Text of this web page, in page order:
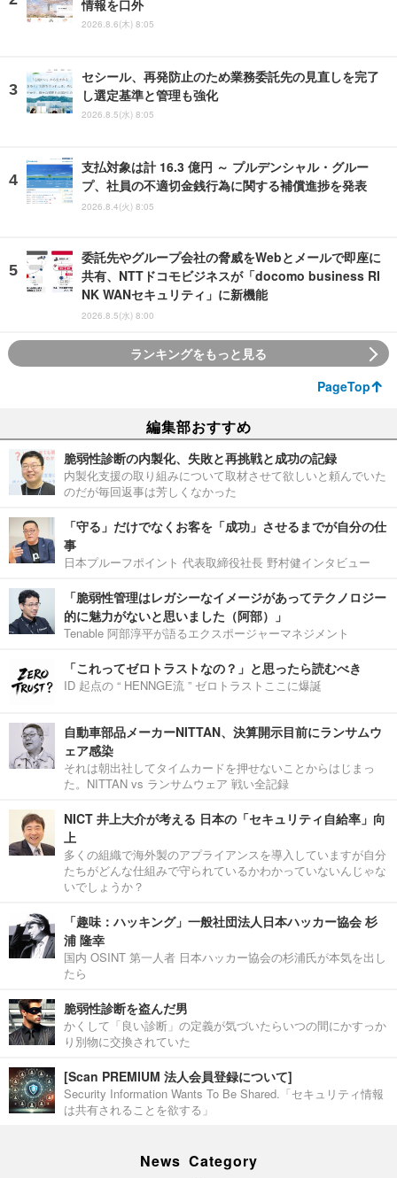
情報を口外
2026.8.6(木) 8:05
セシール、再発防止のため業務委託先の見直しを完了
し選定基準と管理も強化
2026.8.5(水) 8:05
支払対象は計 16.3 億円 ～ プルデンシャル・グルー
プ、社員の不適切金銭行為に関する補償進捗を発表
2026.8.4(火) 8:05
委託先やグループ会社の脅威をWebとメールで即座に
共有、NTTドコモビジネスが「docomo business RI
NK WANセキュリティ」に新機能
2026.8.5(水) 8:00
ランキングをもっと見る
PageTop
編集部おすすめ
脆弱性診断の内製化、失敗と再挑戦と成功の記録
内製化支援の取り組みについて取材させて欲しいと頼んでいた
のだが毎回返事は芳しくなかった
「守る」だけでなくお客を「成功」させるまでが自分の仕
事
日本プルーフポイント 代表取締役社長 野村健インタビュー
「脆弱性管理はレガシーなイメージがあってテクノロジー
的に魅力がないと思いました（阿部）」
Tenable 阿部淳平が語るエクスポージャーマネジメント
「これってゼロトラストなの？」と思ったら読むべき
ID 起点の “ HENNGE流 ” ゼロトラストここに爆誕
自動車部品メーカーNITTAN、決算開示目前にランサムウ
ェア感染
それは朝出社してタイムカードを押せないことからはじまっ
た。NITTAN vs ランサムウェア 戦い全記録
NICT 井上大介が考える 日本の「セキュリティ自給率」向
上
多くの組織で海外製のアプライアンスを導入していますが自分
たちがどんな仕組みで守られているかわかっていないんじゃな
いでしょうか？
「趣味：ハッキング」一般社団法人日本ハッカー協会 杉
浦 隆幸
国内 OSINT 第一人者 日本ハッカー協会の杉浦氏が本気を出し
たら
脆弱性診断を盗んだ男
かくして「良い診断」の定義が気づいたらいつの間にかすっか
り別物に交換されていた
[Scan PREMIUM 法人会員登録について]
Security Information Wants To Be Shared.「セキュリティ情報
は共有されることを欲する」
News Category